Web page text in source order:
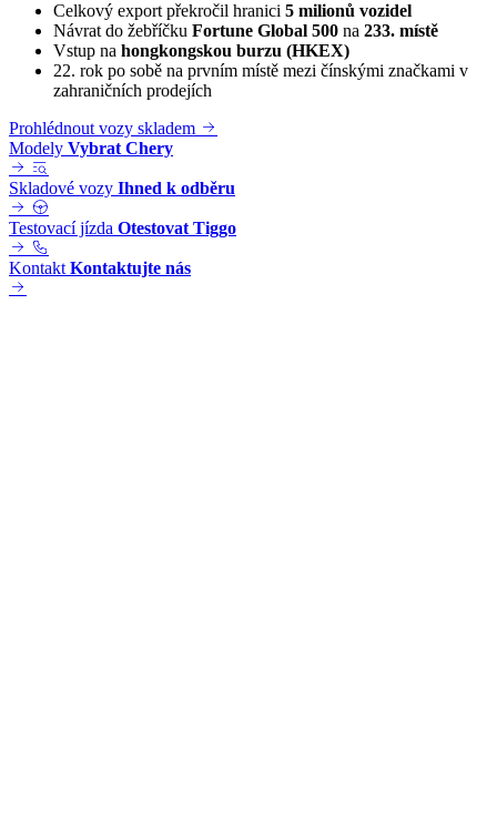
Celkový export překročil hranici 5 milionů vozidel
Návrat do žebříčku Fortune Global 500 na 233. místě
Vstup na hongkongskou burzu (HKEX)
22. rok po sobě na prvním místě mezi čínskými značkami v
zahraničních prodejích
Prohlédnout vozy skladem
Modely Vybrat Chery
Skladové vozy Ihned k odběru
Testovací jízda Otestovat Tiggo
Kontakt Kontaktujte nás